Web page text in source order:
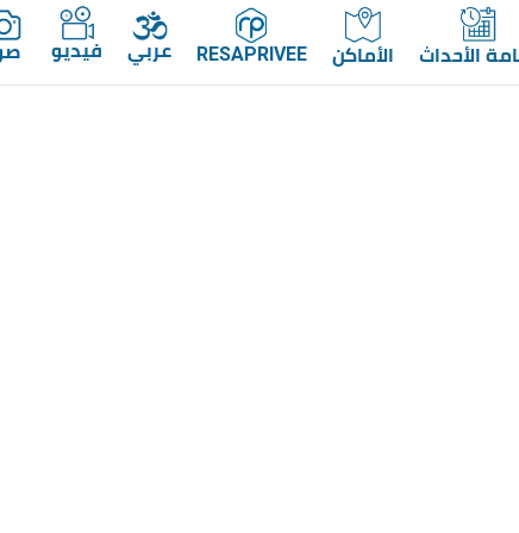
فيديو عربي RESAPRIVEE الأماكن الأحداث